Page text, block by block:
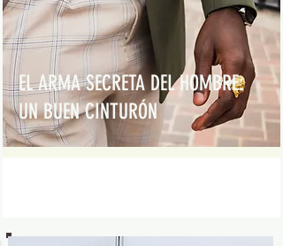
EL ARMA SECRETA DEL HOMBRE:
UN BUEN CINTURÓN